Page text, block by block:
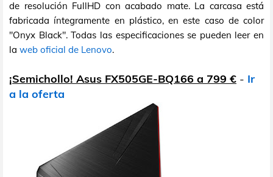
de resolución FullHD con acabado mate. La carcasa está
fabricada íntegramente en plástico, en este caso de color
"Onyx Black". Todas las especificaciones se pueden leer en
la web oficial de Lenovo.
¡Semichollo! Asus FX505GE-BQ166 a 799 € - Ir
a la oferta